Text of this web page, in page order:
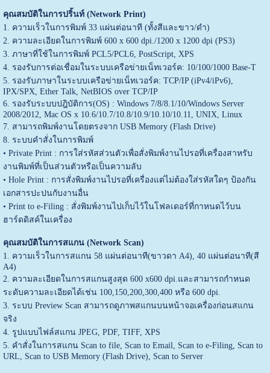
คุณสมบัติในการปริ้นท์ (Network Print)
1. ความเร็วในการพิมพ์ 33 แผ่นต่อนาที (ทั้งสีและขาว/ดำ)
2. ความละเอียดในการพิมพ์ 600 x 600 dpi./1200 x 1200 dpi (PS3)
3. ภาษาที่ใช้ในการพิมพ์ PCL5/PCL6, PostScript, XPS
4. รองรับการต่อเชื่อมในระบบเครือข่ายเน็ทเวอร์ค: 10/100/1000 Base-T
5. รองรับภาษาในระบบเครือข่ายเน็ทเวอร์ค: TCP/IP (iPv4/iPv6),
IPX/SPX, Ether Talk, NetBIOS over TCP/IP
6. รองรับระบบปฎิบัติการ(OS) : Windows 7/8/8.1/10/Windows Server
2008/2012, Mac OS x 10.6/10.7/10.8/10.9/10.10/10.11, UNIX, Linux
7. สามารถพิมพ์งานโดยตรงจาก USB Memory (Flash Drive)
8. ระบบคำสั่งในการพิมพ์
• Private Print : การใส่รหัสส่วนตัวเพื่อสั่งพิมพ์งานไปรอที่เครื่องสาหรับ
งานพิมพ์ที่เป็นส่วนตัวหรือเป็นความลับ
• Hole Print : การสั่งพิมพ์งานไปรอที่เครื่องแต่ไม่ต้องใส่รหัสใดๆ ป้องกัน
เอกสารปะปนกับงานอื่น
• Print to e-Filing : สั่งพิมพ์งานไปเก็บไว้ในโฟลเดอร์ที่กาหนดไว้บน
ฮาร์ดดิสค์ในเครื่อง
คุณสมบัติในการสแกน (Network Scan)
1. ความเร็วในการสแกน 58 แผ่นต่อนาที(ขาวดา A4), 40 แผ่นต่อนาที(สี
A4)
2. ความละเอียดในการสแกนสูงสุด 600 x600 dpi.และสามารถกำหนด
ระดับความละเอียดได้เช่น 100,150,200,300,400 หรือ 600 dpi.
3. ระบบ Preview Scan สามารถดูภาพสแกนบนหน้าจอเครื่องก่อนสแกน
จริง
4. รูปแบบไฟล์สแกน JPEG, PDF, TIFF, XPS
5. คำสั่งในการสแกน Scan to file, Scan to Email, Scan to e-Filing, Scan to
URL, Scan to USB Memory (Flash Drive), Scan to Server